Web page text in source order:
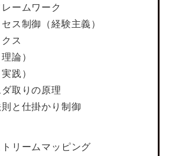
ームワーク
ス制御（経験主義）
ス
論）
践）
取りの原理
と仕掛かり制御
リームマッピング